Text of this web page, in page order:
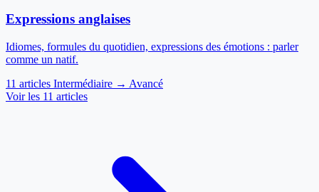
Expressions anglaises
Idiomes, formules du quotidien, expressions des émotions : parler
comme un natif.
11 articles Intermédiaire → Avancé
Voir les 11 articles